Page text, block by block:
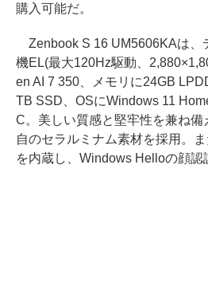
購入可能だ。
Zenbook S 16 UM5606KAは、
機EL(最大120Hz駆動、
en AI 7 350、メモリに24GB
TB SSD、OSにWindows 11
C。美しい質感と堅牢性を兼ね
自のセラルミナム素材を採用。
を内蔵し、Windows Helloの顔認